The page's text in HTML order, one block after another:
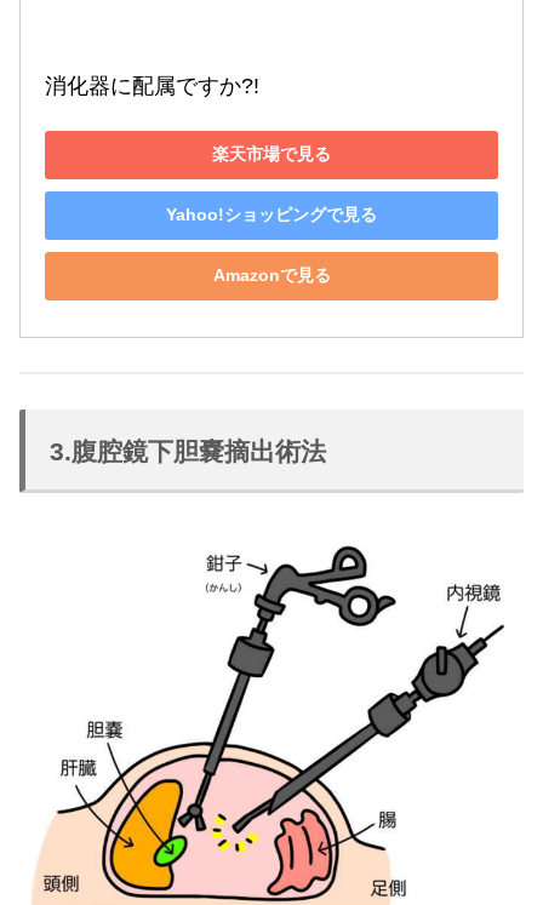
消化器に配属ですか?!
楽天市場で見る
Yahoo!ショッピングで見る
Amazonで見る
3.腹腔鏡下胆嚢摘出術法